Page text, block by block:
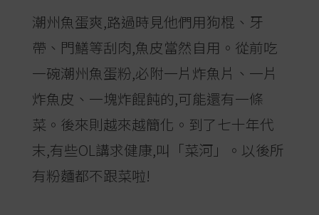
潮州魚蛋爽,路過時見他們用狗棍、牙
帶、門鱔等刮肉,魚皮當然自用。從前吃
一碗潮州魚蛋粉,必附一片炸魚片、一片
炸魚皮、一塊炸餛飩的,可能還有一條
菜。後來則越來越簡化。到了七十年代
末,有些OL講求健康,叫「菜河」。以後所
有粉麵都不跟菜啦!